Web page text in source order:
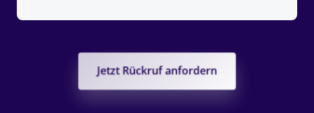
Jetzt Rückruf anfordern